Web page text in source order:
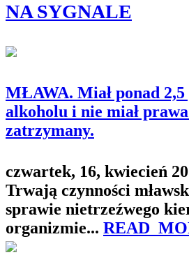
NA SYGNALE
MŁAWA. Miał ponad
alkoholu i nie miał
zatrzymany.
czwartek, 16, kwiecień
Trwają czynności
sprawie nietrzeźwego
organizmie...